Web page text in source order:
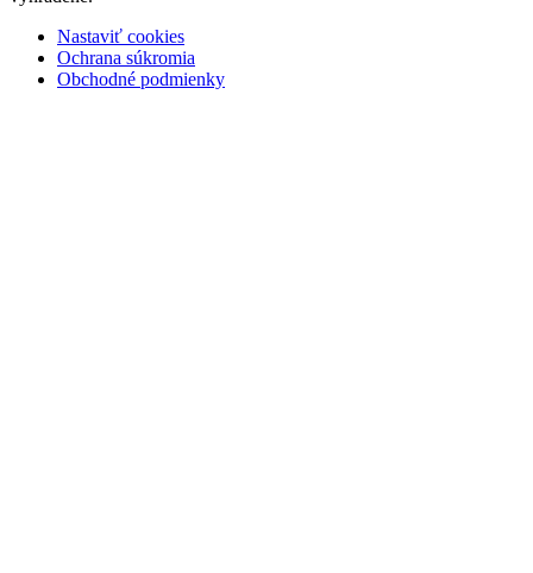
Nastaviť cookies
Ochrana súkromia
Obchodné podmienky